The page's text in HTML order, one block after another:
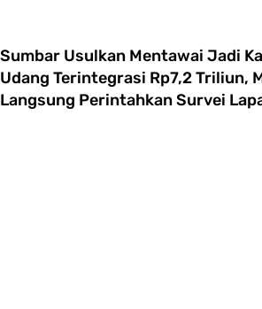
Sumbar Usulkan Mentawai Jadi
Udang Terintegrasi Rp7,2 Triliun,
Langsung Perintahkan Survei